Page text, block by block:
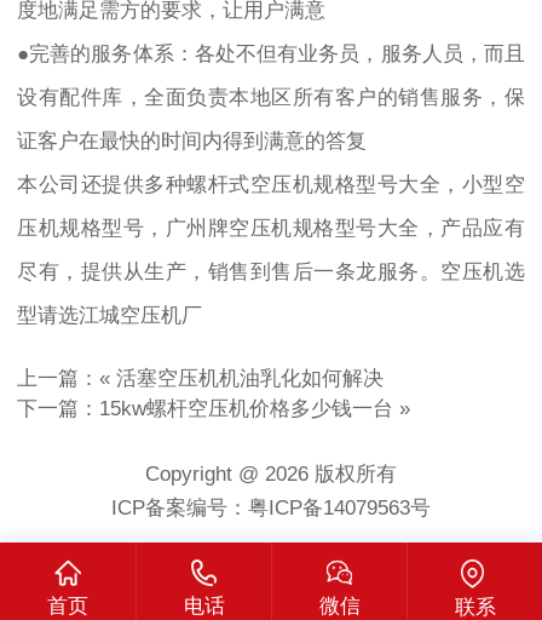
度地满足需方的要求，让用户满意
●完善的服务体系：各处不但有业务员，服务人员，而且
设有配件库，全面负责本地区所有客户的销售服务，保
证客户在最快的时间内得到满意的答复
本公司还提供多种螺杆式空压机规格型号大全，小型空
压机规格型号，广州牌空压机规格型号大全，产品应有
尽有，提供从生产，销售到售后一条龙服务。空压机选
型请选江城空压机厂
上一篇：« 活塞空压机机油乳化如何解决
下一篇： 15kw螺杆空压机价格多少钱一台 »
Copyright @ 2026 版权所有
ICP备案编号：粤ICP备14079563号
首页 电话 微信 联系